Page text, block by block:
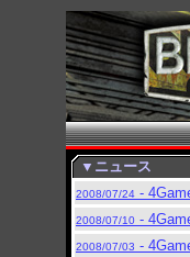
▼ニュース
2008/07/24 -
2008/07/10 -
2008/07/03 -